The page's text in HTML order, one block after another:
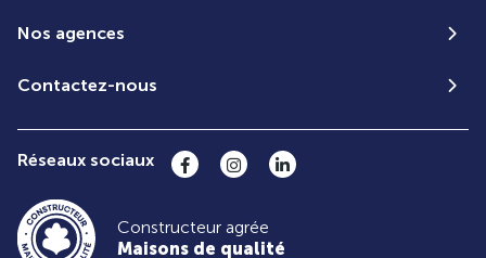
Nos agences
Contactez-nous
Réseaux sociaux
Constructeur agrée
Maisons de qualité